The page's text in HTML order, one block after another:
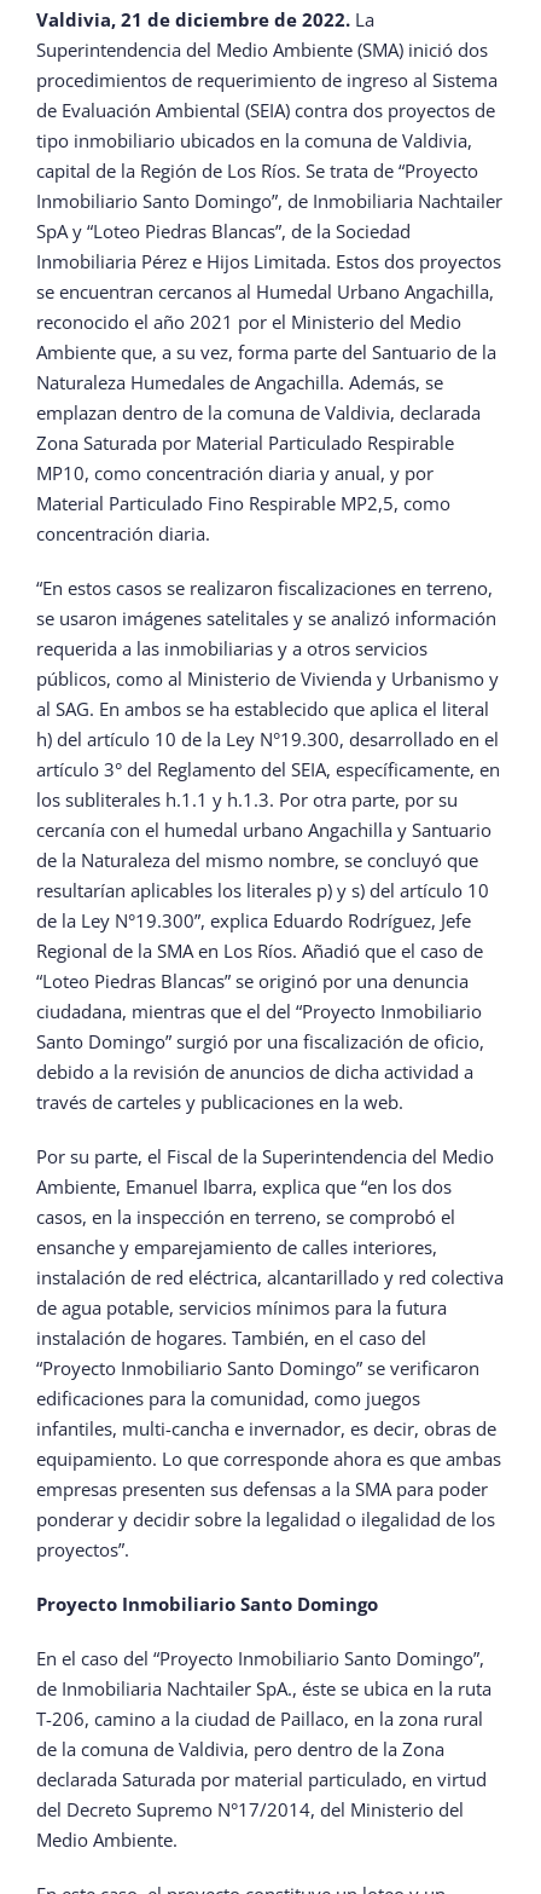
Valdivia, 21 de diciembre de 2022. La
Superintendencia del Medio Ambiente (SMA) inició dos
procedimientos de requerimiento de ingreso al Sistema
de Evaluación Ambiental (SEIA) contra dos proyectos de
tipo inmobiliario ubicados en la comuna de Valdivia,
capital de la Región de Los Ríos. Se trata de “Proyecto
Inmobiliario Santo Domingo”, de Inmobiliaria Nachtailer
SpA y “Loteo Piedras Blancas”, de la Sociedad
Inmobiliaria Pérez e Hijos Limitada. Estos dos proyectos
se encuentran cercanos al Humedal Urbano Angachilla,
reconocido el año 2021 por el Ministerio del Medio
Ambiente que, a su vez, forma parte del Santuario de la
Naturaleza Humedales de Angachilla. Además, se
emplazan dentro de la comuna de Valdivia, declarada
Zona Saturada por Material Particulado Respirable
MP10, como concentración diaria y anual, y por
Material Particulado Fino Respirable MP2,5, como
concentración diaria.
“En estos casos se realizaron fiscalizaciones en terreno,
se usaron imágenes satelitales y se analizó información
requerida a las inmobiliarias y a otros servicios
públicos, como al Ministerio de Vivienda y Urbanismo y
al SAG. En ambos se ha establecido que aplica el literal
h) del artículo 10 de la Ley N°19.300, desarrollado en el
artículo 3° del Reglamento del SEIA, específicamente, en
los subliterales h.1.1 y h.1.3. Por otra parte, por su
cercanía con el humedal urbano Angachilla y Santuario
de la Naturaleza del mismo nombre, se concluyó que
resultarían aplicables los literales p) y s) del artículo 10
de la Ley N°19.300”, explica Eduardo Rodríguez, Jefe
Regional de la SMA en Los Ríos. Añadió que el caso de
“Loteo Piedras Blancas” se originó por una denuncia
ciudadana, mientras que el del “Proyecto Inmobiliario
Santo Domingo” surgió por una fiscalización de oficio,
debido a la revisión de anuncios de dicha actividad a
través de carteles y publicaciones en la web.
Por su parte, el Fiscal de la Superintendencia del Medio
Ambiente, Emanuel Ibarra, explica que “en los dos
casos, en la inspección en terreno, se comprobó el
ensanche y emparejamiento de calles interiores,
instalación de red eléctrica, alcantarillado y red colectiva
de agua potable, servicios mínimos para la futura
instalación de hogares. También, en el caso del
“Proyecto Inmobiliario Santo Domingo” se verificaron
edificaciones para la comunidad, como juegos
infantiles, multi-cancha e invernador, es decir, obras de
equipamiento. Lo que corresponde ahora es que ambas
empresas presenten sus defensas a la SMA para poder
ponderar y decidir sobre la legalidad o ilegalidad de los
proyectos”.
Proyecto Inmobiliario Santo Domingo
En el caso del “Proyecto Inmobiliario Santo Domingo”,
de Inmobiliaria Nachtailer SpA., éste se ubica en la ruta
T-206, camino a la ciudad de Paillaco, en la zona rural
de la comuna de Valdivia, pero dentro de la Zona
declarada Saturada por material particulado, en virtud
del Decreto Supremo N°17/2014, del Ministerio del
Medio Ambiente.